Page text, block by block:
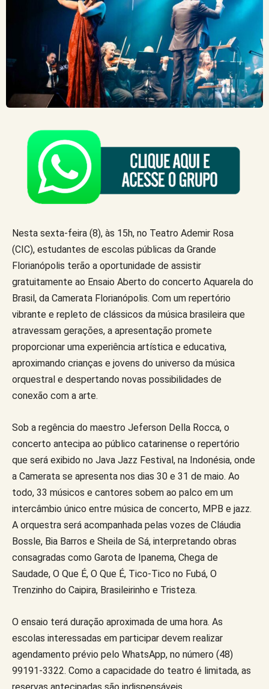
Nesta sexta-feira (8), às 15h, no Teatro Ademir Rosa
(CIC), estudantes de escolas públicas da Grande
Florianópolis terão a oportunidade de assistir
gratuitamente ao Ensaio Aberto do concerto Aquarela do
Brasil, da Camerata Florianópolis. Com um repertório
vibrante e repleto de clássicos da música brasileira que
atravessam gerações, a apresentação promete
proporcionar uma experiência artística e educativa,
aproximando crianças e jovens do universo da música
orquestral e despertando novas possibilidades de
conexão com a arte.
Sob a regência do maestro Jeferson Della Rocca, o
concerto antecipa ao público catarinense o repertório
que será exibido no Java Jazz Festival, na Indonésia, onde
a Camerata se apresenta nos dias 30 e 31 de maio. Ao
todo, 33 músicos e cantores sobem ao palco em um
intercâmbio único entre música de concerto, MPB e jazz.
A orquestra será acompanhada pelas vozes de Cláudia
Bossle, Bia Barros e Sheila de Sá, interpretando obras
consagradas como Garota de Ipanema, Chega de
Saudade, O Que É, O Que É, Tico-Tico no Fubá, O
Trenzinho do Caipira, Brasileirinho e Tristeza.
O ensaio terá duração aproximada de uma hora. As
escolas interessadas em participar devem realizar
agendamento prévio pelo WhatsApp, no número (48)
99191-3322. Como a capacidade do teatro é limitada, as